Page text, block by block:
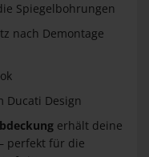
Spiegelbohrungen
nach Demontage
Ducati Design
erhält deine
– perfekt für die